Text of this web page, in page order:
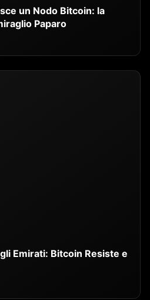
un Nodo Bitcoin: la
Paparo
Emirati: Bitcoin Resiste e